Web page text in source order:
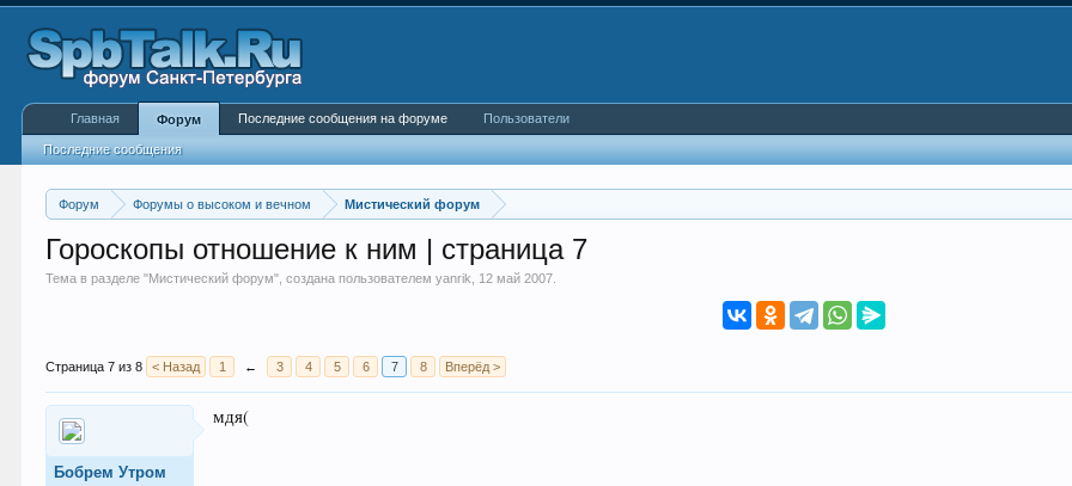
Форум Форумы о высоком и вечном Мистический форум
Гороскопы отношение к ним | страница 7
Тема в разделе "Мистический форум", создана пользователемyanrik 12 май 2007
Страница 7 из 8 < Назад 1 ← 3 4 5 6 7 8 Вперёд >
Бобрем Утром
мдя(
Главная Форум
Последние сообщения
Последние сообщения на форуме Пользователи